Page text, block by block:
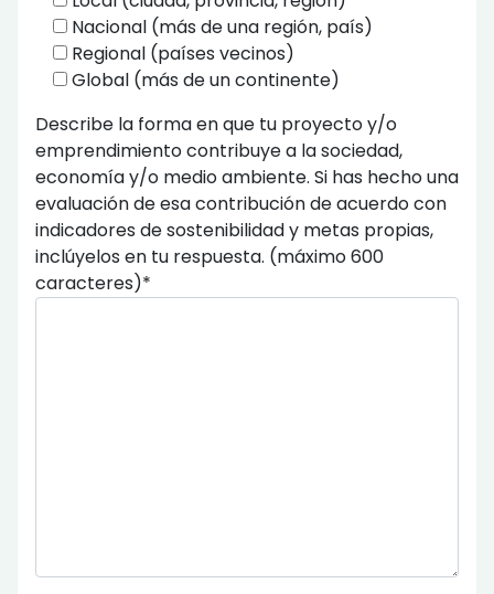
Nacional (más de una región, país)
Regional (países vecinos)
Global (más de un continente)
Describe la forma en que tu proyecto y/o
emprendimiento contribuye a la sociedad,
economía y/o medio ambiente. Si has hecho una
evaluación de esa contribución de acuerdo con
indicadores de sostenibilidad y metas propias,
inclúyelos en tu respuesta. (máximo 600
caracteres)*